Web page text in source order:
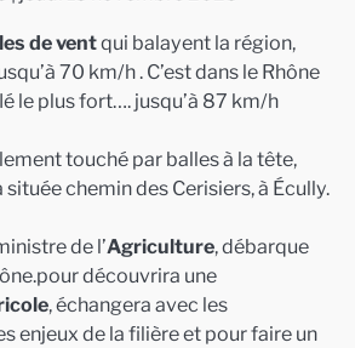
de ventqui balayent la région,
70 km/h . C’est dans le Rhône
le plus fort…. jusqu’à 87 km/h
touché par balles à la tête,
située chemin des Cerisiers, à Écully.
de l’Agriculture, débarque
découvrira une
, échangera avec les
enjeux de la filière et pour faire un